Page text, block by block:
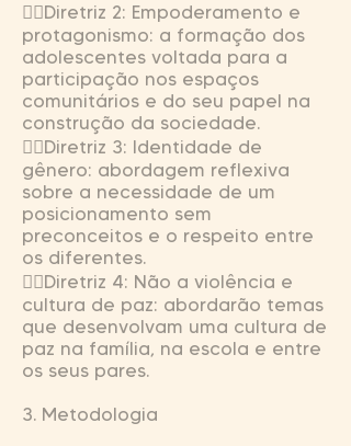
Diretriz 2: Empoderamento e
protagonismo: a formação dos
adolescentes voltada para a
participação nos espaços
comunitários e do seu papel na
construção da sociedade.
Diretriz 3: Identidade de
gênero: abordagem reflexiva
sobre a necessidade de um
posicionamento sem
preconceitos e o respeito entre
os diferentes.
Diretriz 4: Não a violência e
cultura de paz: abordarão temas
que desenvolvam uma cultura de
paz na família, na escola e entre
os seus pares.
3. Metodologia